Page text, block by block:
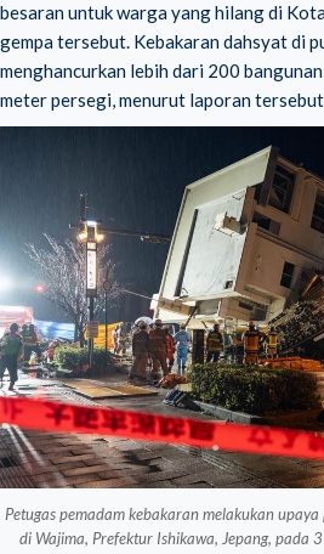
besaran untuk warga yang hilang di
gempa tersebut. Kebakaran dahsyat di
menghancurkan lebih dari 200
meter persegi, menurut laporan
Petugas pemadam kebakaran melakukan
di Wajima, Prefektur Ishikawa, Jepang, pada